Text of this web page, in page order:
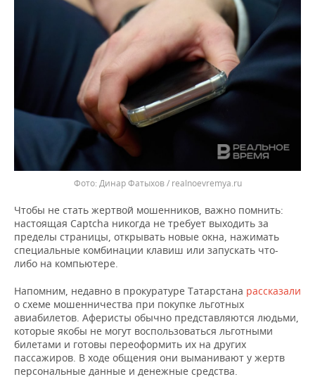
Динар Фатыхов / realnoevremya.ru
Чтобы не стать жертвой мошенников, важно помнить:
настоящая Captcha никогда не требует выходить за
пределы страницы, открывать новые окна, нажимать
специальные комбинации клавиш или запускать что-
либо на компьютере.
Напомним, недавно в прокуратуре Татарстана рассказали
о схеме мошенничества при покупке льготных
авиабилетов. Аферисты обычно представляются людьми,
которые якобы не могут воспользоваться льготными
билетами и готовы переоформить их на других
пассажиров. В ходе общения они выманивают у жертв
персональные данные и денежные средства.